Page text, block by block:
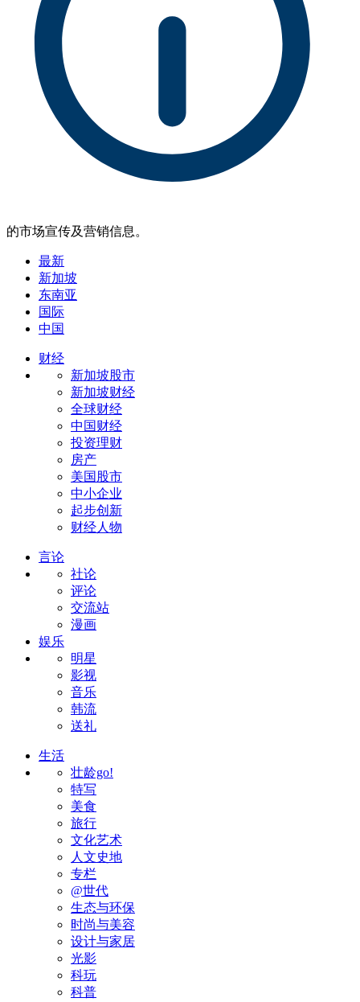
的市场宣传及营销信息。
最新
新加坡
东南亚
国际
中国
财经
新加坡股市
新加坡财经
全球财经
中国财经
投资理财
房产
美国股市
中小企业
起步创新
财经人物
言论
社论
评论
交流站
漫画
娱乐
明星
影视
音乐
韩流
送礼
生活
壮龄go!
特写
美食
旅行
文化艺术
人文史地
专栏
@世代
生态与环保
时尚与美容
设计与家居
光影
科玩
科普